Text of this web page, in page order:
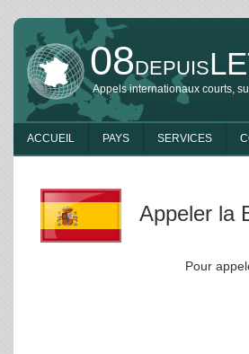
08DEPUIS
Appels internationaux courts,
ACCUEIL PAYS SERVICES
Appeler la
Pour